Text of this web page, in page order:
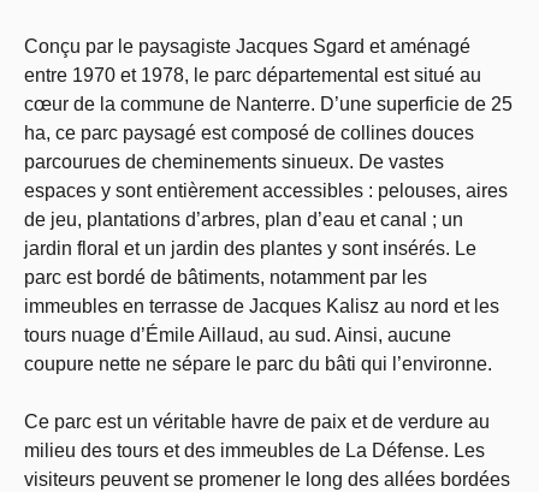
Conçu par le paysagiste Jacques Sgard et aménagé
entre 1970 et 1978, le parc départemental est situé au
cœur de la commune de Nanterre. D’une superficie de 25
ha, ce parc paysagé est composé de collines douces
parcourues de cheminements sinueux. De vastes
espaces y sont entièrement accessibles : pelouses, aires
de jeu, plantations d’arbres, plan d’eau et canal ; un
jardin floral et un jardin des plantes y sont insérés. Le
parc est bordé de bâtiments, notamment par les
immeubles en terrasse de Jacques Kalisz au nord et les
tours nuage d’Émile Aillaud, au sud. Ainsi, aucune
coupure nette ne sépare le parc du bâti qui l’environne.
Ce parc est un véritable havre de paix et de verdure au
milieu des tours et des immeubles de La Défense. Les
visiteurs peuvent se promener le long des allées bordées